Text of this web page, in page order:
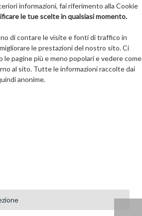
informazioni, fai riferimento alla Cookie
le tue scelte in qualsiasi momento.
di contare le visite e fonti di traffico in
le prestazioni del nostro sito. Ci
le pagine più e meno popolari e vedere come
al sito. Tutte le informazioni raccolte dai
anonime.